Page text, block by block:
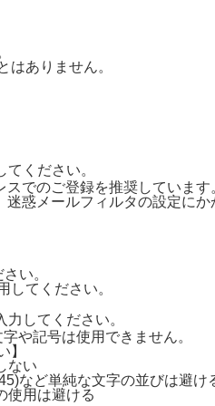
はありません。
てください。
でのご登録を推奨しています
惑メールフィルタの設定に
い。
てください。
してください。
や記号は使用できません。
】
ない
など単純な文字の並びは避け
使用は避ける